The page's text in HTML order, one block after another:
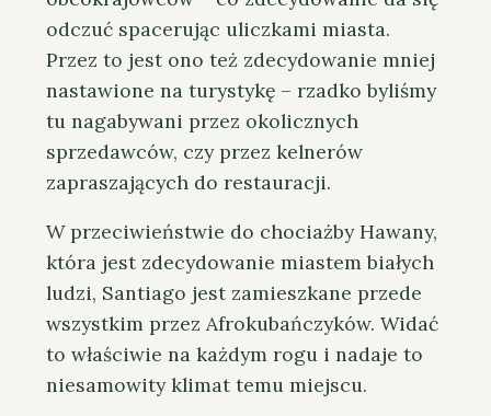
odczuć spacerując uliczkami miasta.
Przez to jest ono też zdecydowanie mniej
nastawione na turystykę – rzadko byliśmy
tu nagabywani przez okolicznych
sprzedawców, czy przez kelnerów
zapraszających do restauracji.
W przeciwieństwie do chociażby Hawany,
która jest zdecydowanie miastem białych
ludzi, Santiago jest zamieszkane przede
wszystkim przez Afrokubańczyków. Widać
to właściwie na każdym rogu i nadaje to
niesamowity klimat temu miejscu.